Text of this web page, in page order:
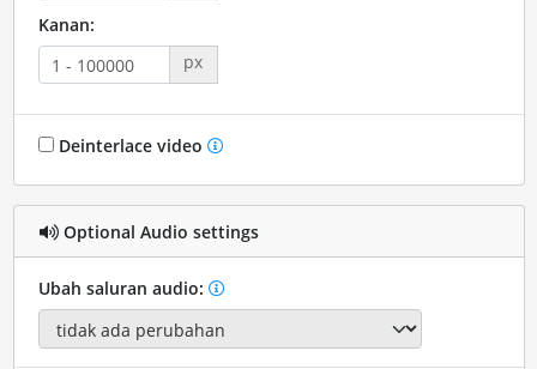
Kanan:
px
Deinterlace video
Optional Audio settings
Ubah saluran audio: